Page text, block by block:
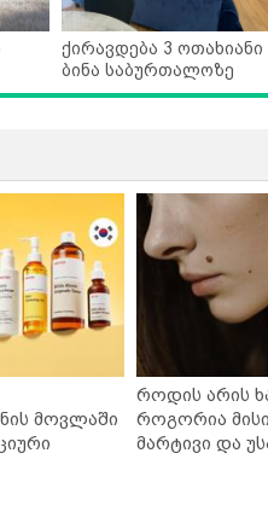
ქირავდება 3 ოთახიანი
ბინა საბურთალოზე
მოვლაში
როდის არის
როგორია
მარტივი და